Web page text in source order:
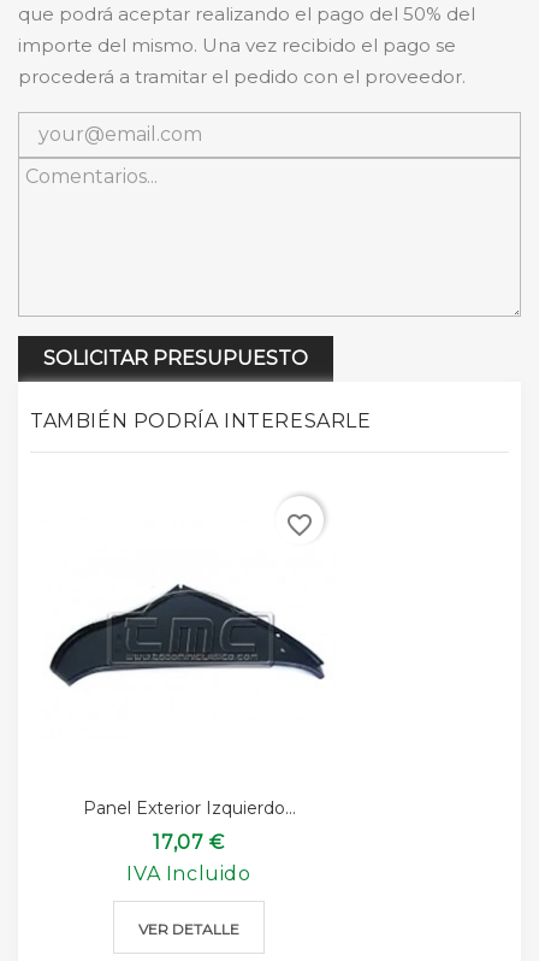
que podrá aceptar realizando el pago del 50% del
importe del mismo. Una vez recibido el pago se
procederá a tramitar el pedido con el proveedor.
SOLICITAR PRESUPUESTO
TAMBIÉN PODRÍA INTERESARLE
Panel Exterior Izquierdo...
17,07 €
IVA Incluido
VER DETALLE
favorite_border